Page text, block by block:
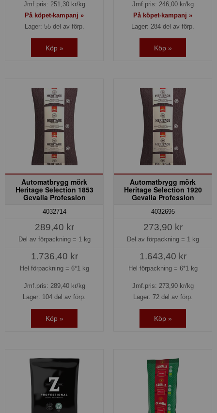
Jmf.pris: 251,30kr/kg
På köpet-kampanj »
Lager: 55 del av förp.
Köp »
Jmf.pris: 246,00kr/kg
På köpet-kampanj »
Lager: 284 del av förp.
Köp »
Automatbrygg mörk
Heritage Selection 1853
Gevalia Profession
4032714
289,40 kr
Del av förpackning = 1 kg
1.736,40 kr
Hel förpackning = 6*1 kg
Jmf.pris: 289,40kr/kg
Lager: 104 del av förp.
Köp »
Automatbrygg mörk
Heritage Selection 1920
Gevalia Profession
4032695
273,90 kr
Del av förpackning = 1 kg
1.643,40 kr
Hel förpackning = 6*1 kg
Jmf.pris: 273,90kr/kg
Lager: 72 del av förp.
Köp »